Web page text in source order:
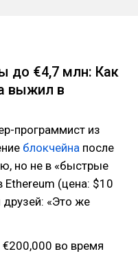
до €4,7 млн: Как
выжил в
программист из
блокчейна после
но не в «быстрые
Ethereum (цена: $10
друзей: «Это же
€200,000 во время